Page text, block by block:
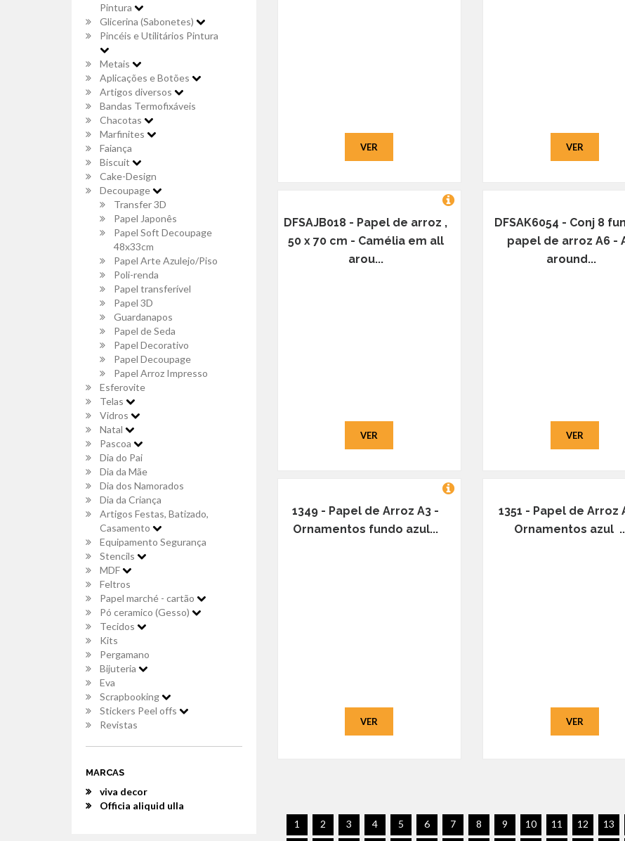
Pintura
Glicerina (Sabonetes)
Pincéis e Utilitários Pintura
Metais
Aplicações e Botões
Artigos diversos
Bandas Termofixáveis
Chacotas
Marfinites
Faiança
Biscuit
Cake-Design
Decoupage
Transfer 3D
Papel Japonês
Papel Soft Decoupage
48x33cm
Papel Arte Azulejo/Piso
Poli-renda
Papel transferível
Papel 3D
Guardanapos
Papel de Seda
Papel Decorativo
Papel Decoupage
Papel Arroz Impresso
Esferovite
Telas
Vidros
Natal
Pascoa
Dia do Pai
Dia da Mãe
Dia dos Namorados
Dia da Criança
Artigos Festas, Batizado,
Casamento
Equipamento Segurança
Stencils
MDF
Feltros
Papel marché - cartão
Pó ceramico (Gesso)
Tecidos
Kits
Pergamano
Bijuteria
Eva
Scrapbooking
Stickers Peel offs
Revistas
MARCAS
viva decor
Officia aliquid ulla
VER VER
DFSAJB018 - Papel de arroz ,
50 x 70 cm - Camélia em all
arou...
VER
DFSAK6054 - Conj 8
papel de arroz A6 -
around...
VER
1349 - Papel de Arroz A3 -
Ornamentos fundo azul...
VER
1351 - Papel de Arroz
Ornamentos azul
VER
1 2 3 4 5 6 7 8 9 10 11 12 13